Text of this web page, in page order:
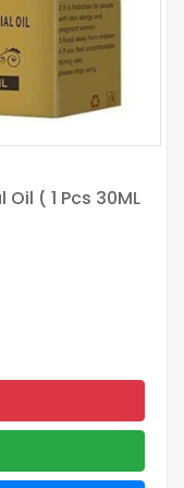
( 1 Pcs 30ML